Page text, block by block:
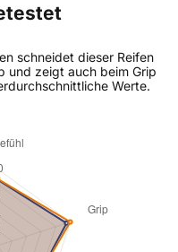
schneidet dieser Reifen
und zeigt auch beim Grip
Werte.